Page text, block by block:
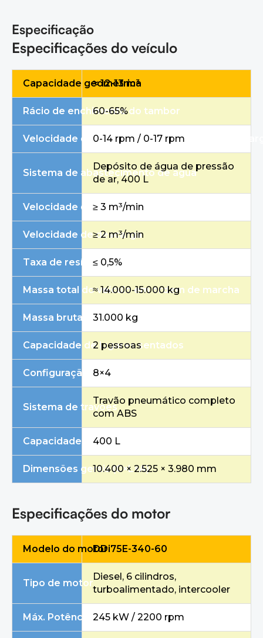
Especificação
Especificações do veículo
Capacidade geométrica
≈ 12-13 m³
Rácio de enchimento do tambor
60-65%
Velocidade de rotação do tambor (carga/
0-14 rpm / 0-17 rpm
Sistema de abastecimento de água
Depósito de água de pressão
de ar, 400 L
Velocidade de alimentação
≥ 3 m³/min
Velocidade de descarga
≥ 2 m³/min
Taxa de resíduos de descarga
≤ 0,5%
Massa total do veículo em ordem de marcha
≈ 14.000-15.000 kg
Massa bruta máxima autorizada
31.000 kg
Capacidade de lugares sentados
2 pessoas
Configuração do eixo
8×4
Sistema de travões
Travão pneumático completo
com ABS
Capacidade do tanque de combustível
400 L
Dimensões gerais (C×L×A)10.400 × 2.525 × 3.980 mm
Especificações do motor
Modelo do motorDDi75E-340-60
Tipo de motor
Diesel, 6 cilindros,
turboalimentado, intercooler
Máx. Potência líquida / Velocidade
245 kW / 2200 rpm